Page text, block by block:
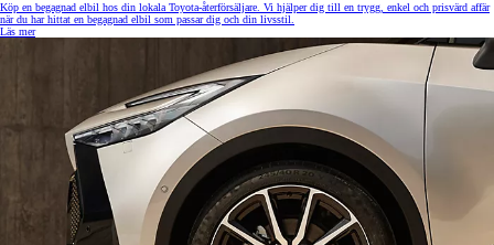
Köp en begagnad elbil hos din lokala Toyota-återförsäljare. Vi hjälper dig till en trygg, enkel och prisvärd affär
när du har hittat en begagnad elbil som passar dig och din livsstil.
Läs mer